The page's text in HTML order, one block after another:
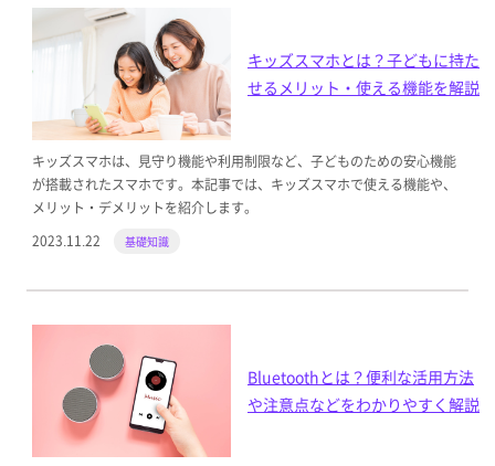
キッズスマホとは？子どもに持た
せるメリット・使える機能を解説
キッズスマホは、見守り機能や利用制限など、子どものための安心機能
が搭載されたスマホです。本記事では、キッズスマホで使える機能や、
メリット・デメリットを紹介します。
2023.11.22
基礎知識
Bluetoothとは？便利な活用方法
や注意点などをわかりやすく解説